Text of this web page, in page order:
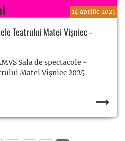
14 aprilie 2025
Teatrului Matei Vișniec -
Sala de spectacole -
Matei Vișniec 2025